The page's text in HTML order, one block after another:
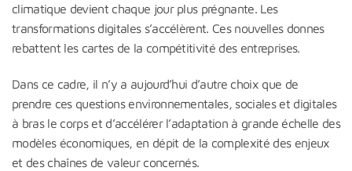
climatique devient chaque jour plus prégnante. Les
transformations digitales s’accélèrent. Ces nouvelles donnes
rebattent les cartes de la compétitivité des entreprises.
Dans ce cadre, il n’y a aujourd’hui d’autre choix que de
prendre ces questions environnementales, sociales et digitales
à bras le corps et d’accélérer l’adaptation à grande échelle des
modèles économiques, en dépit de la complexité des enjeux
et des chaînes de valeur concernés.